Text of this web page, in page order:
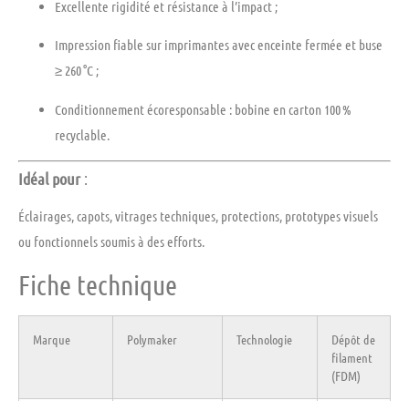
Excellente rigidité et résistance à l’impact ;
Impression fiable sur imprimantes avec enceinte fermée et buse
≥ 260 °C ;
Conditionnement écoresponsable : bobine en carton 100 %
recyclable.
Idéal pour:
Éclairages, capots, vitrages techniques, protections, prototypes visuels
ou fonctionnels soumis à des efforts.
Fiche technique
Marque Polymaker Technologie
Dépôt de
filament
(FDM)